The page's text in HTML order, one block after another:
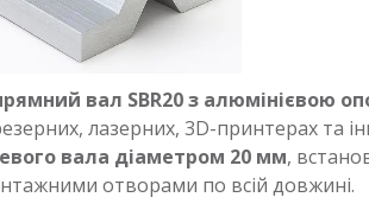
вал SBR20 з алюмінієвою
лазерних, 3D-принтерах та
вала діаметром 20 мм,
отворами по всій довжині.